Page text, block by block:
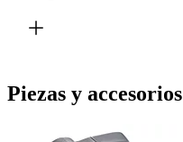
Piezas y accesorios